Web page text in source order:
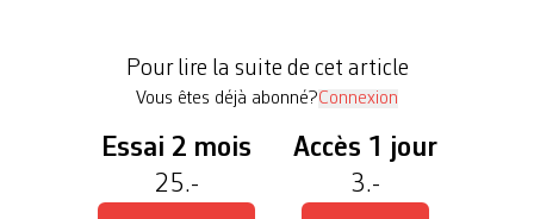
d’action contre le racisme anti-Noir […]
Pour lire la suite de cet article
Vous êtes déjà abonné?Connexion
Essai 2 mois
25.-
Accès 1 jour
3.-